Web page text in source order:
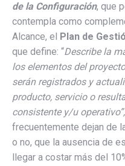
de la Configuración, que
contempla como
Alcance, el Plan de
que define: “Describe la
los elementos del
serán registrados y
producto, servicio o
consistente y/u operativo”,
frecuentemente dejan de
o no, que la ausencia de
llegar a costar más del